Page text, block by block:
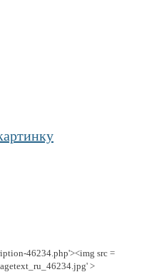
46234.php'><img src =
>